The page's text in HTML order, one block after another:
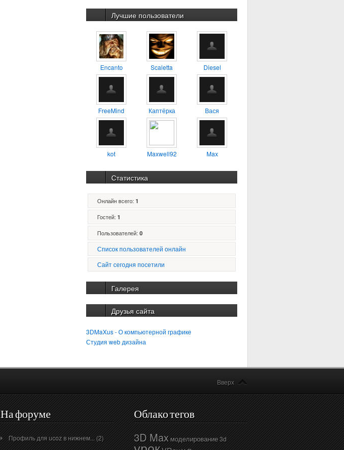
Лучшие пользователи
Encanto Scaletta Diesel
FreeMind Каптёрка Вася
kot Maxwell92 Max
Статистика
Онлайн всего: 1
Гостей: 1
Пользователей: 0
Список пользователей онлайн
Сайт сегодня посетили
Галерея
Друзья сайта
3DMaXus - О компьютерной графике
Студия web дизайна
Вверх
На форуме
Профиль для ucoz в нижнем... (2)
Облако тегов
3D Maxмоделирование3d